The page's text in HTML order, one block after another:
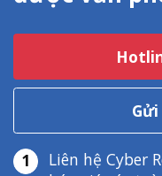
1
Liên hệ Cyber